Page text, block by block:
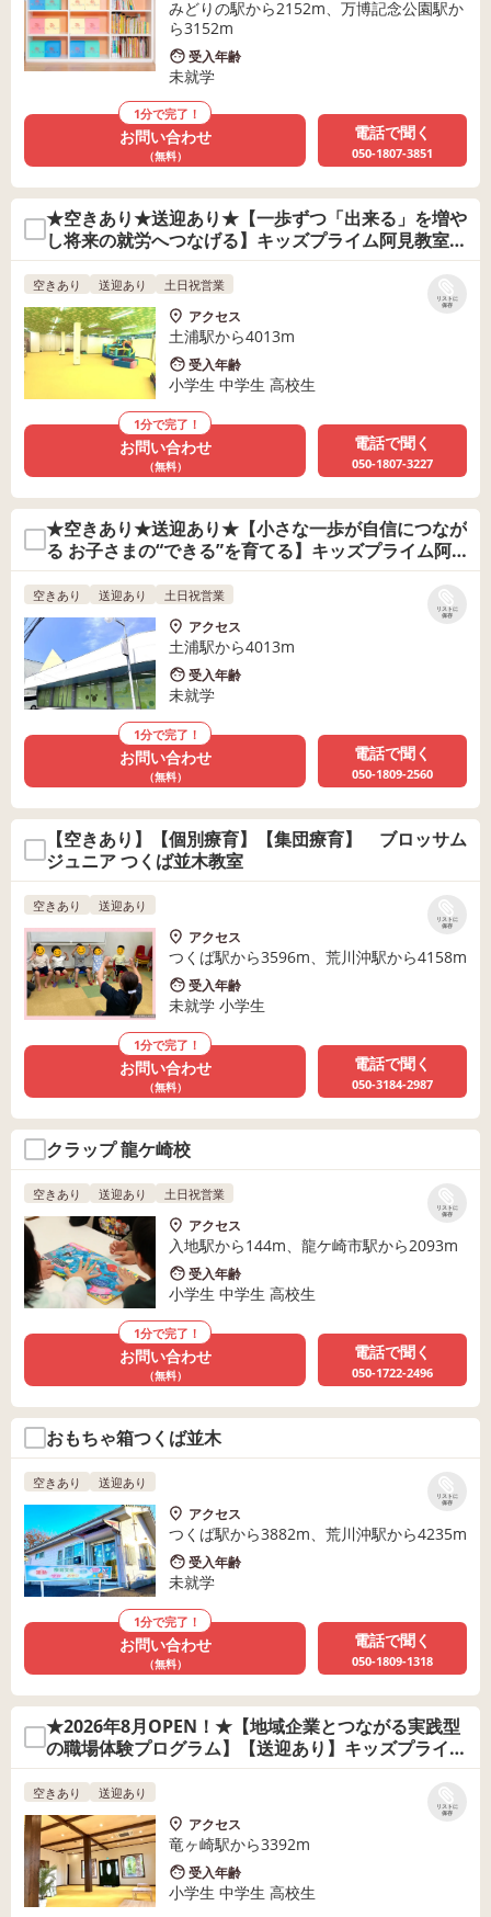
みどりの駅から2152m、万博記念公園駅か
ら3152m
受入年齢
未就学
1分で完了！
お問い合わせ
（無料）
電話で聞く
050-1807-3851
★空きあり★送迎あり★【一歩ずつ「出来る」を増や
し将来の就労へつなげる】キッズプライム阿見教室
はなれ
リストに
保存
空きあり 送迎あり 土日祝営業
アクセス
土浦駅から4013m
受入年齢
小学生 中学生 高校生
1分で完了！
お問い合わせ
（無料）
電話で聞く
050-1807-3227
★空きあり★送迎あり★【小さな一歩が自信につなが
る お子さまの“できる”を育てる】キッズプライム阿
見教室 はなれ
リストに
保存
空きあり 送迎あり 土日祝営業
アクセス
土浦駅から4013m
受入年齢
未就学
1分で完了！
お問い合わせ
（無料）
電話で聞く
050-1809-2560
【空きあり】【個別療育】【集団療育】 ブロッサム
ジュニア つくば並木教室
リストに
保存
空きあり 送迎あり
アクセス
つくば駅から3596m、荒川沖駅から4158m
受入年齢
未就学 小学生
1分で完了！
お問い合わせ
（無料）
電話で聞く
050-3184-2987
クラップ 龍ケ崎校
リストに
保存
空きあり 送迎あり 土日祝営業
アクセス
入地駅から144m、龍ケ崎市駅から2093m
受入年齢
小学生 中学生 高校生
1分で完了！
お問い合わせ
（無料）
電話で聞く
050-1722-2496
おもちゃ箱つくば並木
リストに
保存
空きあり 送迎あり
アクセス
つくば駅から3882m、荒川沖駅から4235m
受入年齢
未就学
1分で完了！
お問い合わせ
（無料）
電話で聞く
050-1809-1318
★2026年8月OPEN！★【地域企業とつながる実践型
の職場体験プログラム】【送迎あり】キッズプライム
龍ケ崎教室
リストに
保存
空きあり 送迎あり
アクセス
竜ヶ崎駅から3392m
受入年齢
小学生 中学生 高校生